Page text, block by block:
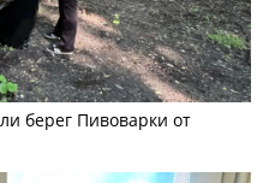
берег Пивоварки от